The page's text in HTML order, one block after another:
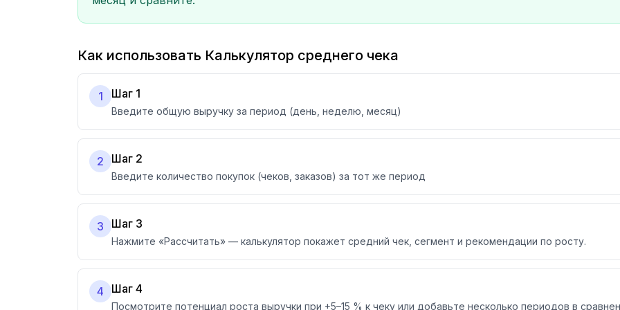
Как использовать Калькулятор среднего чека
1 Шаг 1
Введите общую выручку за период (день, неделю, месяц)
2 Шаг 2
Введите количество покупок (чеков, заказов) за тот же период
3 Шаг 3
Нажмите «Рассчитать» — калькулятор покажет средний чек, сегмент и рекомендации по росту.
4 Шаг 4
Посмотрите потенциал роста выручки при +5–15 % к чеку или добавьте несколько периодов в